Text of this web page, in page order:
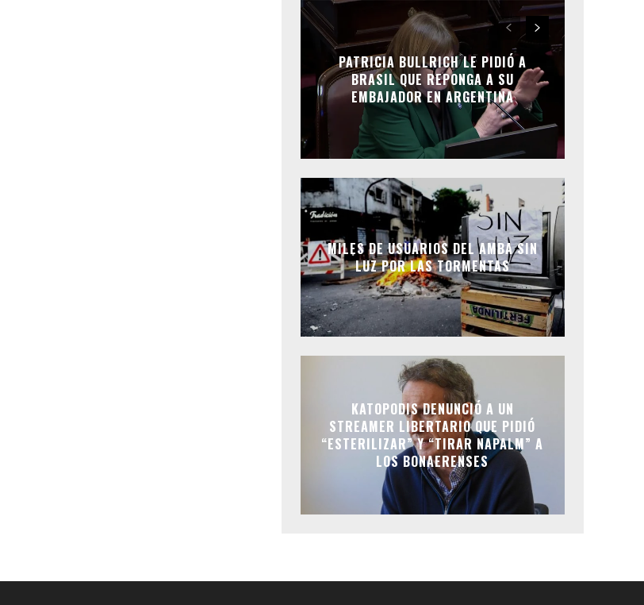
PATRICIA BULLRICH LE PIDIÓ A
BRASIL QUE REPONGA A SU
EMBAJADOR EN ARGENTINA
MILES DE USUARIOS DEL AMBA SIN
LUZ POR LAS TORMENTAS
KATOPODIS DENUNCIÓ A UN
STREAMER LIBERTARIO QUE PIDIÓ
“ESTERILIZAR” Y “TIRAR NAPALM” A
LOS BONAERENSES